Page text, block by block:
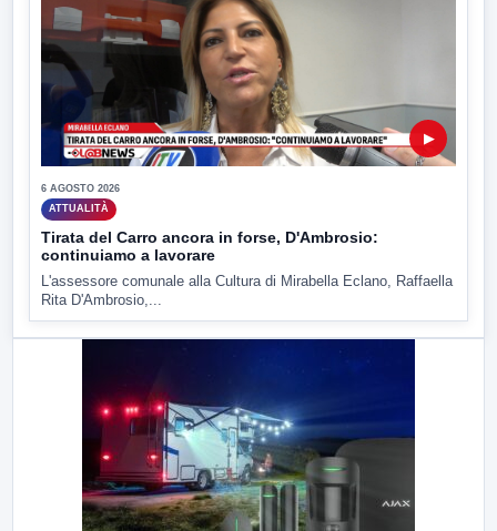
▶
6 AGOSTO 2026
ATTUALITÀ
Tirata del Carro ancora in forse, D'Ambrosio:
continuiamo a lavorare
L'assessore comunale alla Cultura di Mirabella Eclano, Raffaella
Rita D'Ambrosio,...